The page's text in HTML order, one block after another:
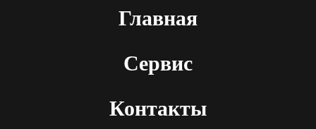
Главная
Сервис
Контакты